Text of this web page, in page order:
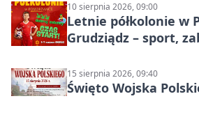
10 sierpnia 2026, 09:00
Letnie półkolonie w
Grudziądz – sport,
15 sierpnia 2026, 09:40
Święto Wojska